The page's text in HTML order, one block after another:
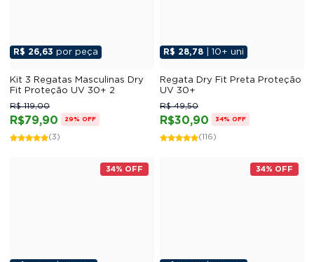
R$ 26,63 por peça
Kit 3 Regatas Masculinas Dry
Fit Proteção UV 30+ 2
R$79,90
R$ 119,00
29% OFF
(3)
R$ 28,78 | 10+ uni
Regata Dry Fit Preta Proteção
UV 30+
R$30,90
R$ 49,50
34% OFF
(116)
34% OFF 34% OFF